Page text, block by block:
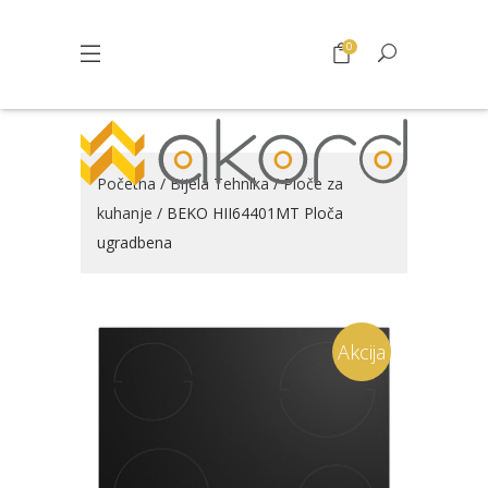
0
Početna /Bijela Tehnika/Ploče za
kuhanje / BEKO HII64401MT Ploča
ugradbena
Akcija